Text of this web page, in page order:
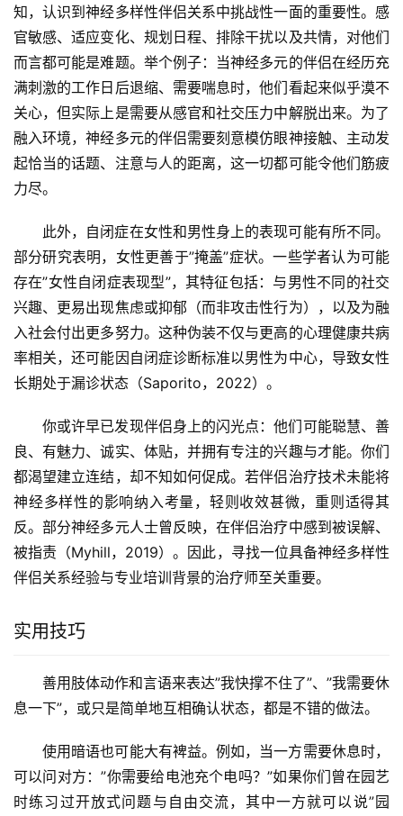
知，认识到神经多样性伴侣关系中挑战性一面的重要性。感
官敏感、适应变化、规划日程、排除干扰以及共情，对他们
而言都可能是难题。举个例子：当神经多元的伴侣在经历充
满刺激的工作日后退缩、需要喘息时，他们看起来似乎漠不
关心，但实际上是需要从感官和社交压力中解脱出来。为了
融入环境，神经多元的伴侣需要刻意模仿眼神接触、主动发
起恰当的话题、注意与人的距离，这一切都可能令他们筋疲
力尽。
此外，自闭症在女性和男性身上的表现可能有所不同。
部分研究表明，女性更善于”掩盖”症状。一些学者认为可能
存在”女性自闭症表现型”，其特征包括：与男性不同的社交
兴趣、更易出现焦虑或抑郁（而非攻击性行为），以及为融
入社会付出更多努力。这种伪装不仅与更高的心理健康共病
率相关，还可能因自闭症诊断标准以男性为中心，导致女性
长期处于漏诊状态（Saporito，2022）。
你或许早已发现伴侣身上的闪光点：他们可能聪慧、善
良、有魅力、诚实、体贴，并拥有专注的兴趣与才能。你们
都渴望建立连结，却不知如何促成。若伴侣治疗技术未能将
神经多样性的影响纳入考量，轻则收效甚微，重则适得其
反。部分神经多元人士曾反映，在伴侣治疗中感到被误解、
被指责（Myhill，2019）。因此，寻找一位具备神经多样性
伴侣关系经验与专业培训背景的治疗师至关重要。
实用技巧
善用肢体动作和言语来表达”我快撑不住了”、”我需要休
息一下”，或只是简单地互相确认状态，都是不错的做法。
使用暗语也可能大有裨益。例如，当一方需要休息时，
可以问对方：”你需要给电池充个电吗？”如果你们曾在园艺
时练习过开放式问题与自由交流，其中一方就可以说”园